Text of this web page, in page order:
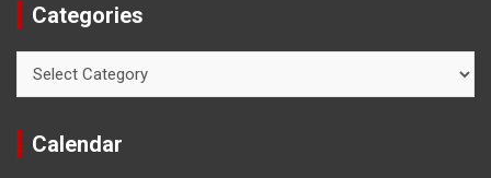
Categories
Calendar